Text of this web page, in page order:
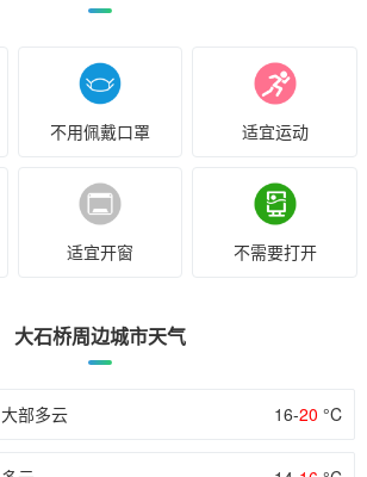
不用佩戴口罩 适宜运动
适宜开窗 不需要打开
大石桥周边城市天气
大部多云 16-20 °C